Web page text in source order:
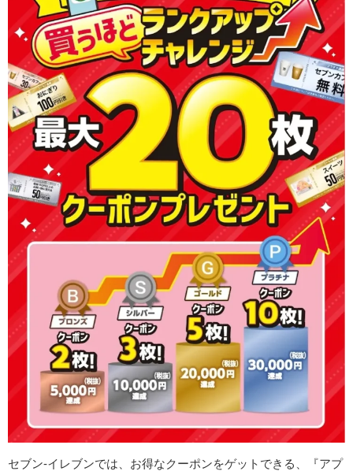
セブン-イレブンでは、お得なクーポンをゲットできる、『アプ